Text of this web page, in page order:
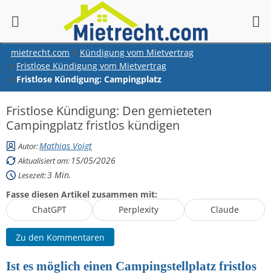
mietrecht.com
Kündigung vom Mietvertrag
Fristlose Kündigung vom Mietvertrag
Fristlose Kündigung: Campingplatz
Fristlose Kündigung: Den gemieteten
Campingplatz fristlos kündigen
Autor:Mathias Voigt
Aktualisiert am: 15/05/2026
Lesezeit:3 Min.
Fasse diesen Artikel zusammen mit:
ChatGPT
Perplexity Claude
Zu den Kommentaren
Ist es möglich einen Campingstellplatz fristlos